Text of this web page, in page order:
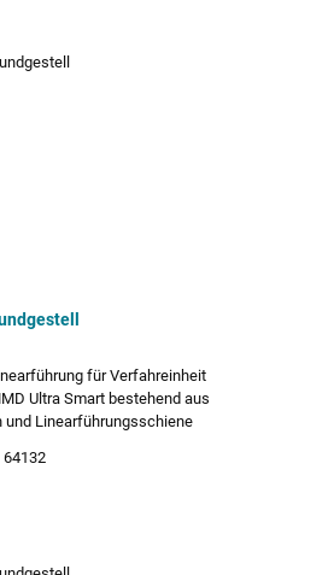
für Verfahreinheit
Ultra Smart bestehend aus
und Linearführungsschiene
64132